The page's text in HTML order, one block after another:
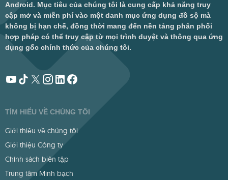
Android. Mục tiêu của chúng tôi là cung cấp khả năng truy
cập mở và miễn phí vào một danh mục ứng dụng đồ sộ mà
không bị hạn chế, đồng thời mang đến nền tảng phân phối
hợp pháp có thể truy cập từ mọi trình duyệt và thông qua ứng
dụng gốc chính thức của chúng tôi.
TÌM HIỂU VỀ CHÚNG TÔI
Giới thiệu về chúng tôi
Giới thiệu Công ty
Chính sách biên tập
Trung tâm Minh bạch